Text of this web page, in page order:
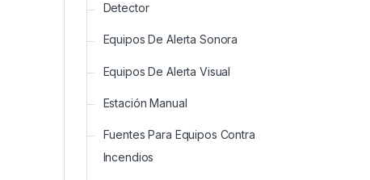
Detector
Equipos De Alerta Sonora
Equipos De Alerta Visual
Estación Manual
Fuentes Para Equipos Contra
Incendios